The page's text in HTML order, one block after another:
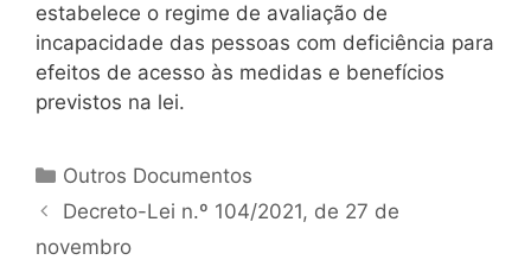
estabelece o regime de avaliação de
incapacidade das pessoas com deficiência para
efeitos de acesso às medidas e benefícios
previstos na lei.
Categorias
Outros Documentos
Navegação
de
Decreto-Lei n.º 104/2021, de 27 de
novembro